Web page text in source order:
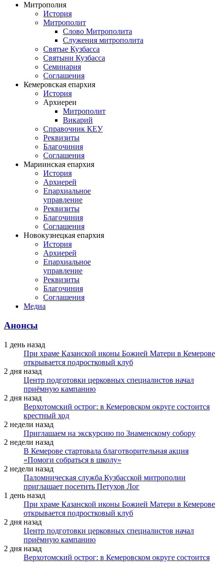
Митрополия
История
Митрополит
Слово Митрополита
Служения митрополита
Святые Кузбасса
Святыни Кузбасса
Семинария
Соглашения
Кемеровская епархия
История
Архиереи
Митрополит
Викарий
Справочник КЕУ
Реквизиты
Благочиния
Соглашения
Мариинская епархия
История
Архиерей
Епархиальное
управление
Реквизиты
Благочиния
Соглашения
Новокузнецкая епархия
История
Архиерей
Епархиальное
управление
Реквизиты
Благочиния
Соглашения
Медиа
Анонсы
1 день назад
При храме Казанской иконы Божией Матери в Кемерове
открывается подростковый клуб
2 дня назад
Центр подготовки церковных специалистов начал
приёмную кампанию
2 дня назад
Верхотомский острог: в Кемеровском округе состоится
крестный ход
2 недели назад
Приглашаем на экскурсию по Знаменскому собору
2 недели назад
В Кемерове стартовала благотворительная акция
«Помоги собраться в школу»
2 недели назад
Паломническая служба Кузбасской митрополии
приглашает посетить Петухов Лог
1 день назад
При храме Казанской иконы Божией Матери в Кемерове
открывается подростковый клуб
2 дня назад
Центр подготовки церковных специалистов начал
приёмную кампанию
2 дня назад
Верхотомский острог: в Кемеровском округе состоится